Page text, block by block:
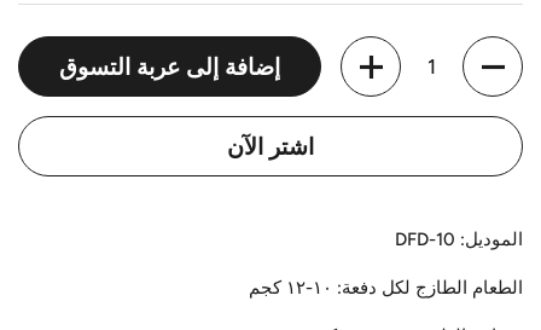
الكمية
إضافة إلى عربة التسوق
اشتر الآن
الموديل: DFD-10
الطعام الطازج لكل دفعة: ١٠-١٢ كجم